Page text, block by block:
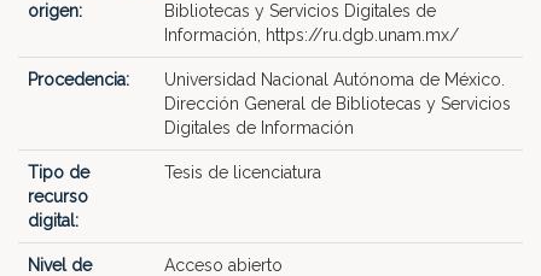
origen:
Bibliotecas y Servicios Digitales de
Información, https://ru.dgb.unam.mx/
Procedencia:
Universidad Nacional Autónoma de México.
Dirección General de Bibliotecas y Servicios
Digitales de Información
Tipo de
recurso
digital:
Tesis de licenciatura
Nivel de
Acceso abierto